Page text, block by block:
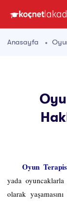
Anasayfa
Oyun
yada
olarak